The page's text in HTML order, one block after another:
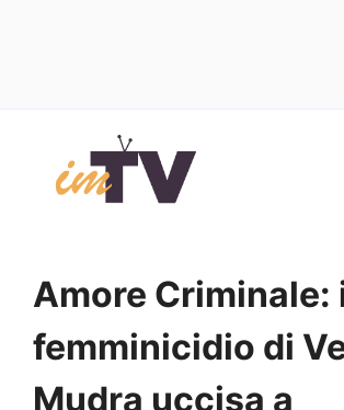
contenuto
Amore Criminale:
femminicidio di
Mudra uccisa a